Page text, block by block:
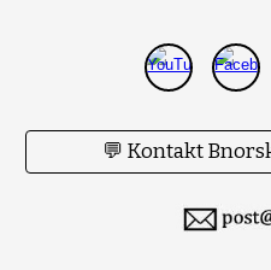
💬 Kontakt